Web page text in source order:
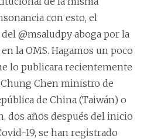
con esto, el
@msaludpy aboga por la
la OMS. Hagamos un poco
lo publicara recientemente
Chen ministro de
de China (Taiwán) o
dos años después del inicio
19, se han registrado